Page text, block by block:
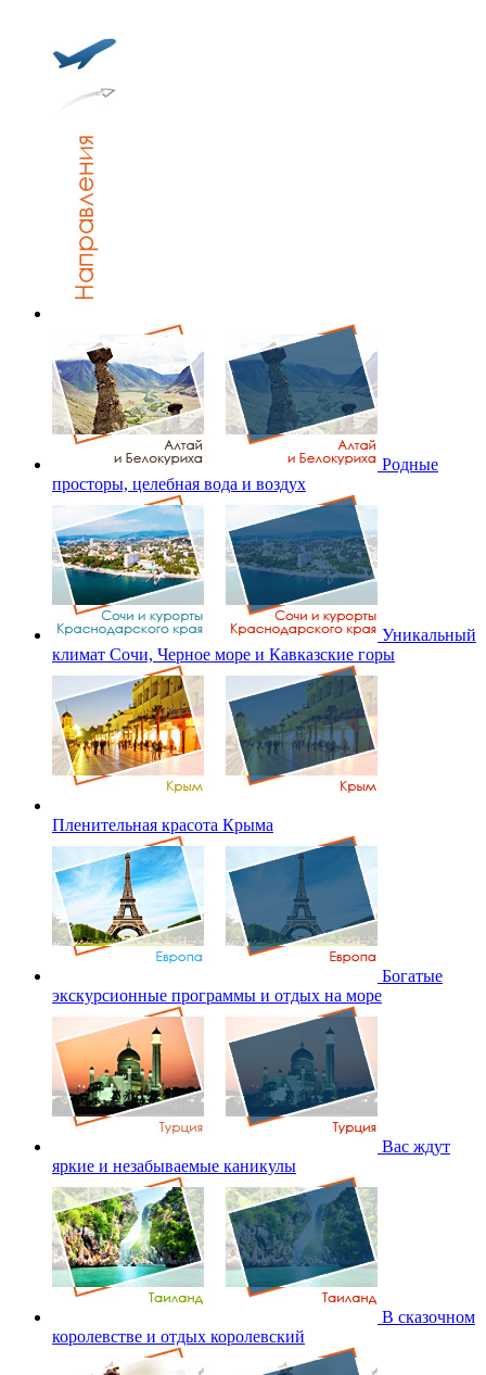
Родные
просторы, целебная вода и воздух
Уникальный
климат Сочи, Черное море и Кавказские горы
Пленительная красота Крыма
Богатые
экскурсионные программы и отдых на море
Вас ждут
яркие и незабываемые каникулы
В сказочном
королевстве и отдых королевский